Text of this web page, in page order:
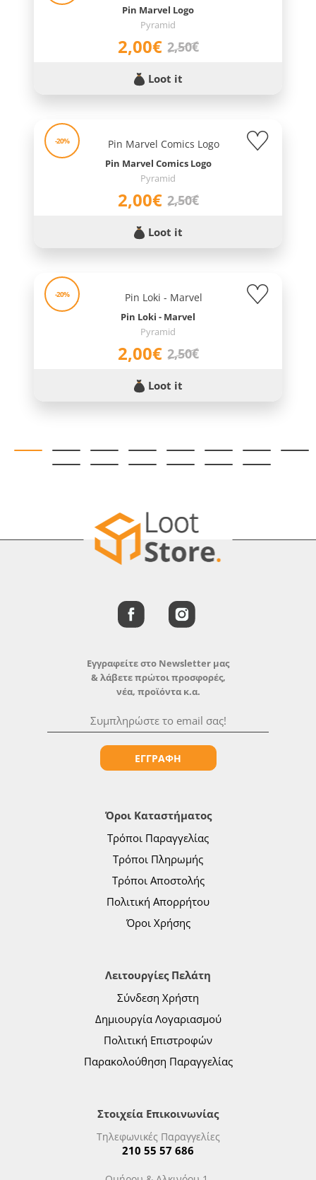
Pin Marvel Logo
Pyramid
2,00€ 2,50€
Loot it
-20%
Pin Marvel Comics Logo
Pyramid
2,00€ 2,50€
Loot it
-20%
Pin Loki - Marvel
Pyramid
2,00€ 2,50€
Loot it
Όροι Καταστήματος
Τρόποι Παραγγελίας
Τρόποι Πληρωμής
Τρόποι Αποστολής
Πολιτική Απορρήτου
Όροι Χρήσης
Λειτουργίες Πελάτη
Σύνδεση Χρήστη
Δημιουργία Λογαριασμού
Πολιτική Επιστροφών
Παρακολούθηση Παραγγελίας
Στοιχεία Επικοινωνίας
Τηλεφωνικές Παραγγελίες
210 55 57 686
Εγγραφείτε στο Newsletter μας
& λάβετε πρώτοι προσφορές,
νέα, προϊόντα κ.α.
ΕΓΓΡΑΦΗ